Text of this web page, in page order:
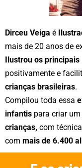
Dirceu Veiga é
mais de 20 anos de
Ilustrou os
positivamente e
crianças brasileiras.
Compilou toda essa
infantis para criar um
crianças, com
com mais de 6.400